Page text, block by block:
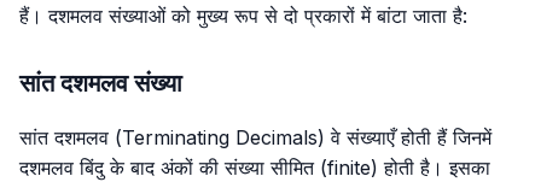
हैं। दशमलव संख्याओं को मुख्य रूप से दो प्रकारों में बांटा जाता है:
सांत दशमलव संख्या
सांत दशमलव (Terminating Decimals) वे संख्याएँ होती हैं जिनमें
दशमलव बिंदु के बाद अंकों की संख्या सीमित (finite) होती है। इसका